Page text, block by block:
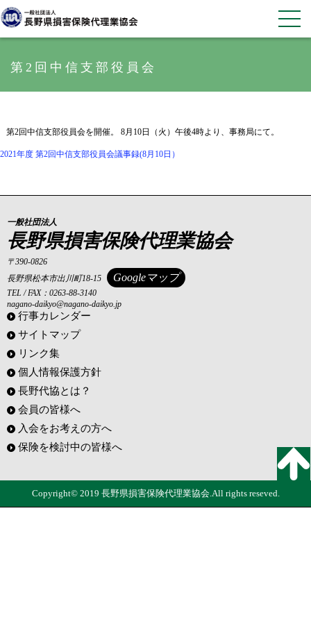
第2回中信支部役員会
第2回中信支部役員会を開催。 8月10日（火）午後4時より、事務局にて。
2021年度 第2回中信支部役員会議事録(8月10日）
一般社団法人
長野県損害保険代理業協会
〒390-0826
長野県松本市出川町18-15
Googleマップ
TEL / FAX：0263-88-3140
nagano-daikyo@nagano-daikyo.jp
行事カレンダー
サイトマップ
リンク集
個人情報保護方針
長野代協とは？
会員の皆様へ
入会をお考えの方へ
保険を検討中の皆様へ
Copyright© 2019 長野県損害保険代理業協会.All rights reseved.